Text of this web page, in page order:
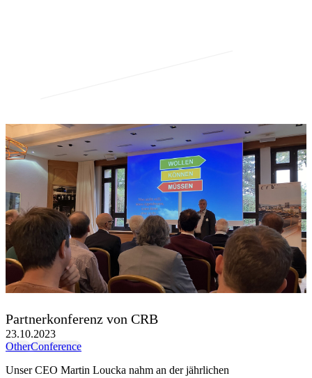
Partnerkonferenz von CRB
23.10.2023
OtherConference
Unser CEO Martin Loucka nahm an der jährlichen